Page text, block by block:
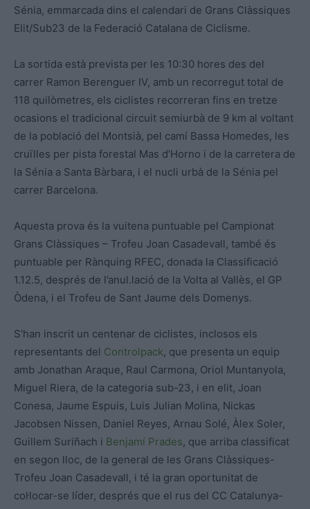
Sénia, emmarcada dins el calendari de Grans Clàssiques
Elit/Sub23 de la Federació Catalana de Ciclisme.
La sortida està prevista per les 10:30 hores des del
carrer Ramon Berenguer IV, amb un recorregut total de
118 quilòmetres, els ciclistes recorreran fins en tretze
ocasions el tradicional circuit semiurbà de 9 km al voltant
de la població del Montsià, pel camí Bassa Homedes, les
cruïlles per pista forestal Mas d’Horno i de la carretera de
la Sénia a Santa Bàrbara, i el nucli urbà de la Sénia pel
carrer Barcelona.
Aquesta prova és la vuitena puntuable pel Campionat
Grans Clàssiques – Trofeu Joan Casadevall, també és
puntuable per Rànquing RFEC, donada la Classificació
1.12.5, després de l’anul.lació de la Volta al Vallès, el GP
Òdena, i el Trofeu de Sant Jaume dels Domenys.
S’han inscrit un centenar de ciclistes, inclosos els
representants del Controlpack, que presenta un equip
amb Jonathan Araque, Raul Carmona, Oriol Muntanyola,
Miguel Riera, de la categoria sub-23, i en elit, Joan
Conesa, Jaume Espuis, Luis Julian Molina, Nickas
Jacobsen Nissen, Daniel Reyes, Arnau Solé, Àlex Soler,
Guillem Suriñach i Benjamí Prades, que arriba classificat
en segon lloc, de la general de les Grans Clàssiques-
Trofeu Joan Casadevall, i té la gran oportunitat de
col·locar-se líder, després que el rus del CC Catalunya-